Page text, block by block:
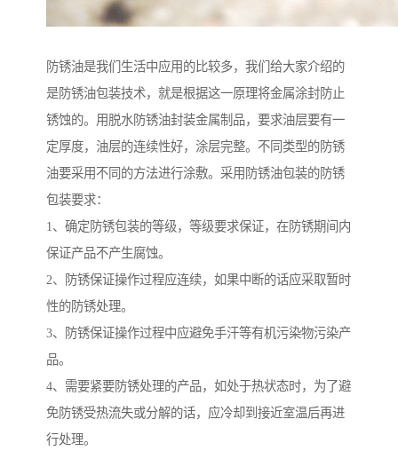
防锈油是我们生活中应用的比较多，我们给大家介绍的
是防锈油包装技术，就是根据这一原理将金属涂封防止
锈蚀的。用脱水防锈油封装金属制品，要求油层要有一
定厚度，油层的连续性好，涂层完整。不同类型的防锈
油要采用不同的方法进行涂敷。采用防锈油包装的防锈
包装要求：
1、确定防锈包装的等级，等级要求保证，在防锈期间内
保证产品不产生腐蚀。
2、防锈保证操作过程应连续，如果中断的话应采取暂时
性的防锈处理。
3、防锈保证操作过程中应避免手汗等有机污染物污染产
品。
4、需要紧要防锈处理的产品，如处于热状态时，为了避
免防锈受热流失或分解的话，应冷却到接近室温后再进
行处理。